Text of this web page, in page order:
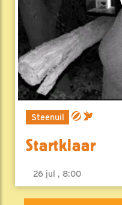
Steenuil
Startklaar
26 jul , 8:00